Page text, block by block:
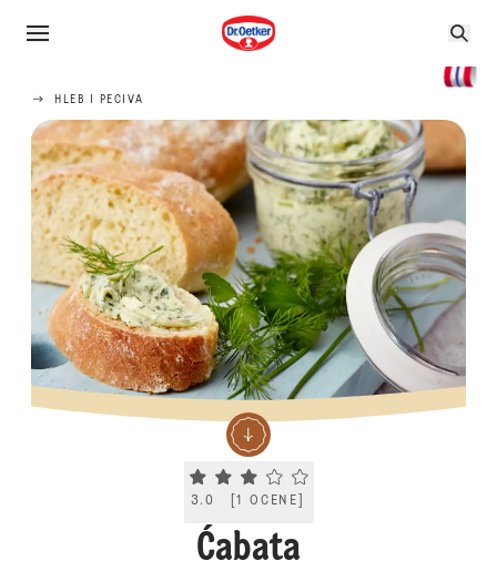
HLEB I PECIVA
Current rating 3.0. Click to rate.
3.0 [1 OCENE
Ćabata